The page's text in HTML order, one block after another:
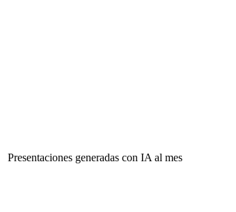
Presentaciones generadas con IA al mes